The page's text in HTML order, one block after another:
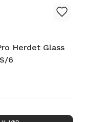
Herdet Glass
6